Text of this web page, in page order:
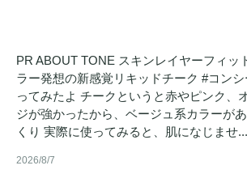
PR ABOUT TONE スキンレイヤーフィッ
ラー発想の新感覚リキッドチーク #コン
ってみたよ チークというと赤やピンク、
ジが強かったから、ベージュ系カラーが
くり 実際に使ってみると、肌になじませ...
2026/8/7